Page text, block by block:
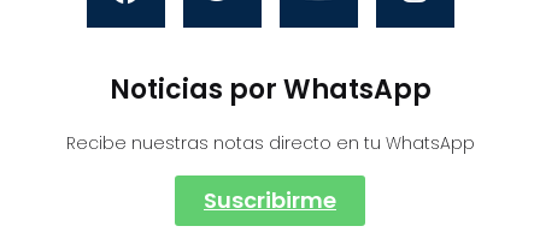
Noticias por WhatsApp
Recibe nuestras notas directo en tu WhatsApp
Suscribirme